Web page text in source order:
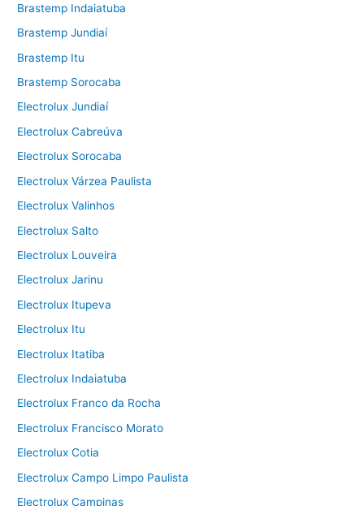
Brastemp Indaiatuba
Brastemp Jundiaí
Brastemp Itu
Brastemp Sorocaba
Electrolux Jundiaí
Electrolux Cabreúva
Electrolux Sorocaba
Electrolux Várzea Paulista
Electrolux Valinhos
Electrolux Salto
Electrolux Louveira
Electrolux Jarinu
Electrolux Itupeva
Electrolux Itu
Electrolux Itatiba
Electrolux Indaiatuba
Electrolux Franco da Rocha
Electrolux Francisco Morato
Electrolux Cotia
Electrolux Campo Limpo Paulista
Electrolux Campinas